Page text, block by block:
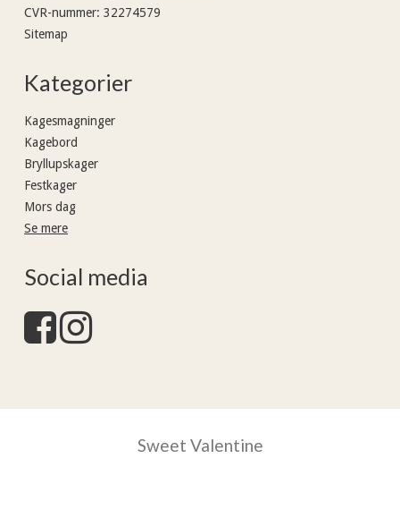
CVR-nummer: 32274579
Sitemap
Kategorier
Kagesmagninger
Kagebord
Bryllupskager
Festkager
Mors dag
Se mere
Social media
Sweet Valentine